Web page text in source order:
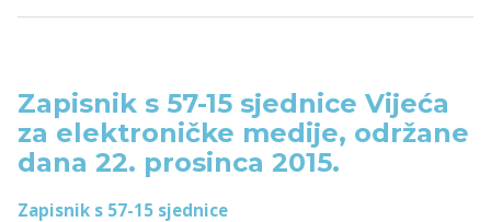
Zapisnik s 57-15 sjednice Vijeća
za elektroničke medije, održane
dana 22. prosinca 2015.
Zapisnik s 57-15 sjednice